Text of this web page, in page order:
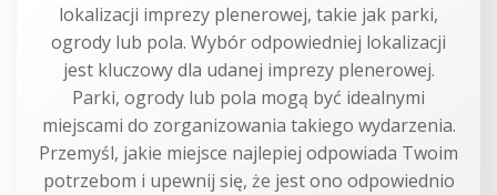
lokalizacji imprezy plenerowej, takie jak parki,
ogrody lub pola. Wybór odpowiedniej lokalizacji
jest kluczowy dla udanej imprezy plenerowej.
Parki, ogrody lub pola mogą być idealnymi
miejscami do zorganizowania takiego wydarzenia.
Przemyśl, jakie miejsce najlepiej odpowiada Twoim
potrzebom i upewnij się, że jest ono odpowiednio